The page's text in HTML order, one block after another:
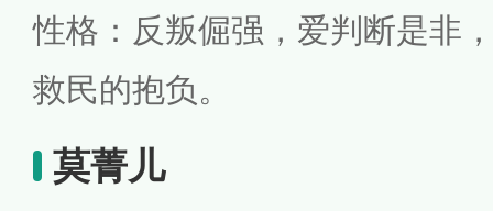
性格：反叛倔强，爱判断是非
救民的抱负。
莫菁儿